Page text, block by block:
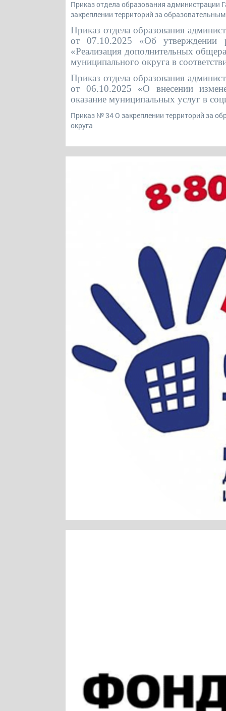
Приказ отдела образования администрации
закреплении территорий за
Приказ отдела образования
от 07.10.2025 «Об утверждении
«Реализация дополнительных
муниципального округа в
Приказ отдела образования
от 06.10.2025 «О внесении
оказание муниципальных услуг в
Приказ № 34 О закреплении территорий за
округа